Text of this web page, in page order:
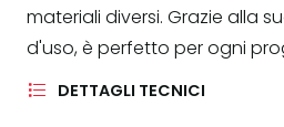
materiali diversi. Grazie alla
d'uso, è perfetto per ogni
DETTAGLI TECNICI